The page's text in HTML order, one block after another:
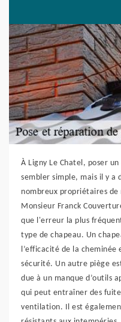
À Ligny Le Chatel, poser
sembler simple, mais il y a
nombreux propriétaires de
Monsieur Franck
que l'erreur la plus
type de chapeau. Un
l’efficacité de la cheminée
sécurité. Un autre piège
due à un manque d’outils
qui peut entraîner des
ventilation. Il est